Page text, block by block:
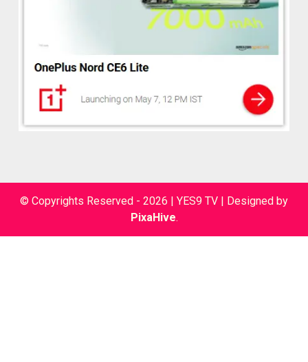
© Copyrights Reserved - 2026 | YES9 TV
Designed by
PixaHive.